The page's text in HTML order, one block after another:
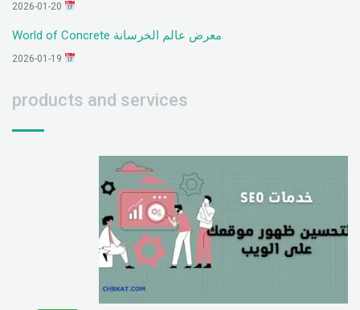
معرض عالم الخرسانة World of Concrete
products and services